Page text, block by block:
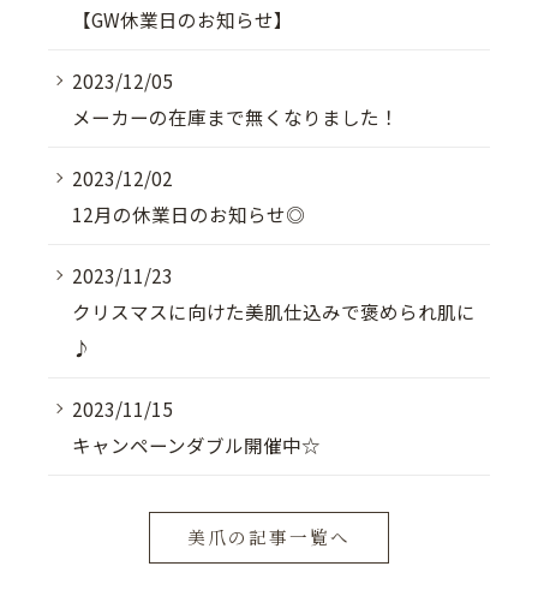
【GW休業日のお知らせ】
2023/12/05
メーカーの在庫まで無くなりました！
2023/12/02
12月の休業日のお知らせ◎
2023/11/23
クリスマスに向けた美肌仕込みで褒められ肌に
♪
2023/11/15
キャンペーンダブル開催中☆
美爪の記事一覧へ